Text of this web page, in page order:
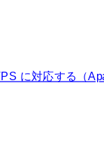
に対応する（